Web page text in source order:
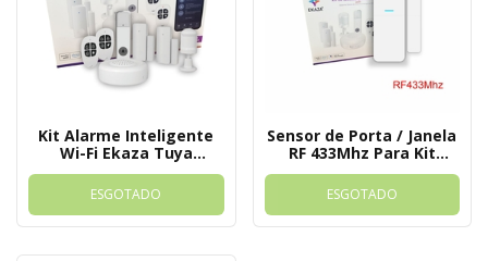
Kit Alarme Inteligente
Wi-Fi Ekaza Tuya
Compatível com Alexa e
Google EKJM T3231
ESGOTADO
Sensor de Porta / Janela
RF 433Mhz Para Kit
Alarme Ekaza Tuya
ESGOTADO